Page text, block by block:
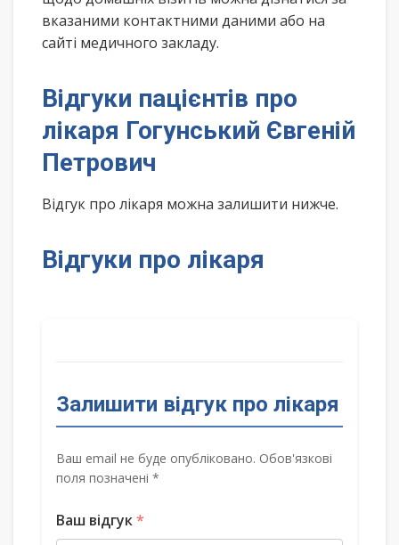
вказаними контактними даними або на
сайті медичного закладу.
Відгуки пацієнтів про
лікаря Гогунський Євгеній
Петрович
Відгук про лікаря можна залишити нижче.
Відгуки про лікаря
Залишити відгук про лікаря
Ваш email не буде опубліковано. Обов'язкові
поля позначені *
Ваш відгук*